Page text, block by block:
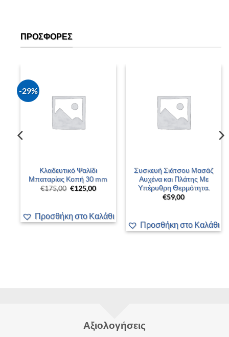
ΠΡΟΣΦΟΡΈΣ
-29%
Κλαδευτικό Ψαλίδι
Μπαταρίας Κοπή 30 mm
€175,00 Original
€125,00Η
€125,00.
Προσθήκη στο Καλάθι
Συσκευή Σιάτσου Μασάζ
Αυχένα και Πλάτης Με
Υπέρυθρη Θερμότητα.
€59,00
Προσθήκη στο Καλάθι
Αξιολογήσεις